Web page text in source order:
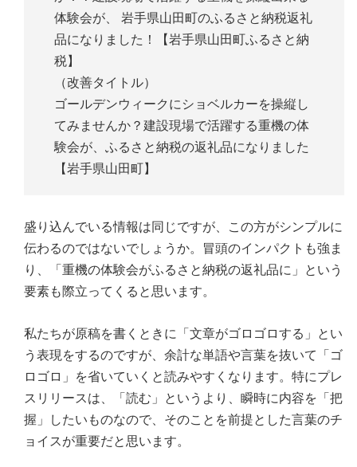
体験会が、 岩手県山田町のふるさと納税返礼
品になりました！【岩手県山田町ふるさと納
税】
（改善タイトル）
ゴールデンウィークにショベルカーを操縦し
てみませんか？建設現場で活躍する重機の体
験会が、ふるさと納税の返礼品になりました
【岩手県山田町】
盛り込んでいる情報は同じですが、この方がシンプルに
伝わるのではないでしょうか。冒頭のインパクトも強ま
り、「重機の体験会がふるさと納税の返礼品に」という
要素も際立ってくると思います。
私たちが原稿を書くときに「文章がゴロゴロする」とい
う表現をするのですが、余計な単語や言葉を抜いて「ゴ
ロゴロ」を省いていくと読みやすくなります。特にプレ
スリリースは、「読む」というより、瞬時に内容を「把
握」したいものなので、そのことを前提とした言葉のチ
ョイスが重要だと思います。